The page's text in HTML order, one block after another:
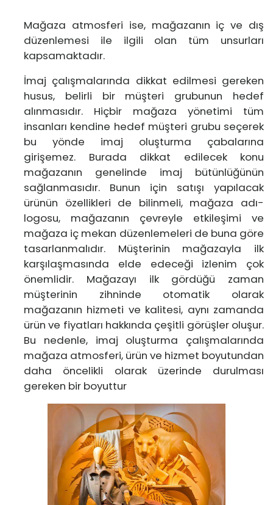
Mağaza atmosferi ise, mağazanın iç ve dış
düzenlemesi ile ilgili olan tüm unsurları
kapsamaktadır.
İmaj çalışmalarında dikkat edilmesi gereken
husus, belirli bir müşteri grubunun hedef
alınmasıdır. Hiçbir mağaza yönetimi tüm
insanları kendine hedef müşteri grubu seçerek
bu yönde imaj oluşturma çabalarına
girişemez. Burada dikkat edilecek konu
mağazanın genelinde imaj bütünlüğünün
sağlanmasıdır. Bunun için satışı yapılacak
ürünün özellikleri de bilinmeli, mağaza adı-
logosu, mağazanın çevreyle etkileşimi ve
mağaza iç mekan düzenlemeleri de buna göre
tasarlanmalıdır. Müşterinin mağazayla ilk
karşılaşmasında elde edeceği izlenim çok
önemlidir. Mağazayı ilk gördüğü zaman
müşterinin zihninde otomatik olarak
mağazanın hizmeti ve kalitesi, aynı zamanda
ürün ve fiyatları hakkında çeşitli görüşler oluşur.
Bu nedenle, imaj oluşturma çalışmalarında
mağaza atmosferi, ürün ve hizmet boyutundan
daha öncelikli olarak üzerinde durulması
gereken bir boyuttur